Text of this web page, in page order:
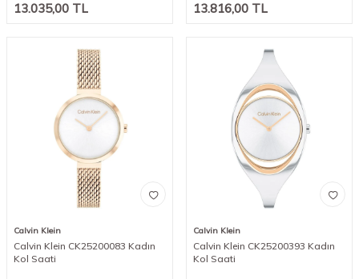
13.035,00 TL 13.816,00 TL
Calvin Klein
Calvin Klein CK25200083 Kadın
Kol Saati
Calvin Klein
Calvin Klein CK25200393 Kadın
Kol Saati